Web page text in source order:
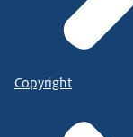
Copyright